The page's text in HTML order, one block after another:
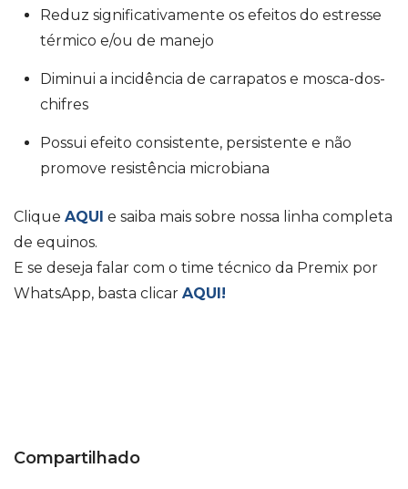
Reduz significativamente os efeitos do estresse
térmico e/ou de manejo
Diminui a incidência de carrapatos e mosca-dos-
chifres
Possui efeito consistente, persistente e não
promove resistência microbiana
Clique AQUI e saiba mais sobre nossa linha completa
de equinos.
E se deseja falar com o time técnico da Premix por
WhatsApp, basta clicar AQUI!
Compartilhado